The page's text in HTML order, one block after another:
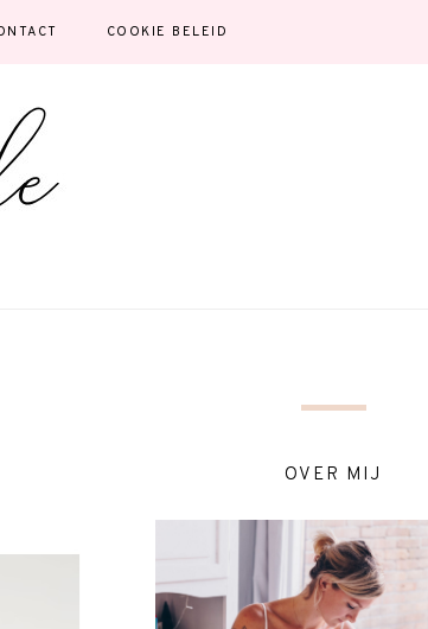
COOKIE BELEID
OVER MIJ